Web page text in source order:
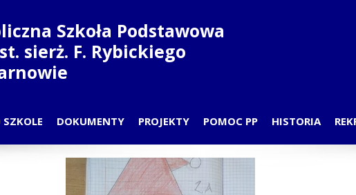
SZKOLE
PLAN LEKCJI
DOKUMENTY PROJEKTY
PRZEDSZKOLE-PROJEKT
SZKOŁA-PROJEKT
POMOC PP
DYŻURY PSYCHOLOGA I
HISTORIA
PATRON
Szkoła Podstawowa
sierż. F. Rybickiego